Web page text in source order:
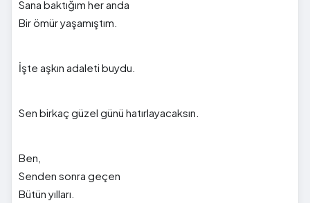
Sana baktığım her anda
Bir ömür yaşamıştım.
İşte aşkın adaleti buydu.
Sen birkaç güzel günü hatırlayacaksın.
Ben,
Senden sonra geçen
Bütün yılları.